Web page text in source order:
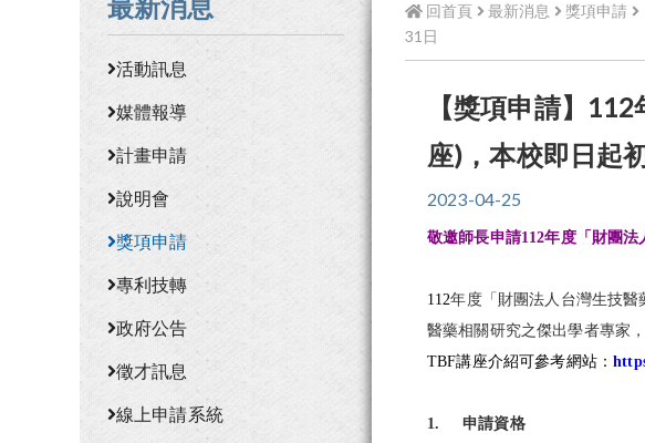
活動訊息
媒體報導
計畫申請
說明會
獎項申請
專利技轉
政府公告
徵才訊息
線上申請系統
回首頁 最新消息 獎項申請
31日
【獎項申請】
座)，本校即日起
2023-04-25
敬邀師長申請112年度「 財團法
112年度「財團法人台灣生技
醫藥相關研究之傑出學者專家
TBF講座介紹可參考網站：
1.申請資格